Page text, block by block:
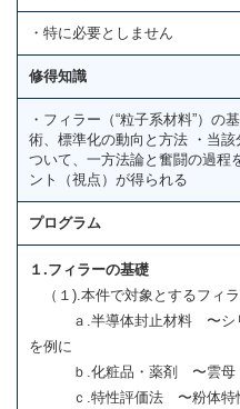
・特に必要としません
修得知識
・フィラー（“粒子系材料”）の
術、標準化の動向と方法 ・当
ついて、一方法論と奮闘の過程
ント（視点）が得られる
プログラム
１.フィラーの基礎
（１).本件で対象とするフィ
ａ.半導体封止材料 〜シリ
を例に
ｂ.化粧品・薬剤 〜雲母・
ｃ.特性評価法 〜粉体特